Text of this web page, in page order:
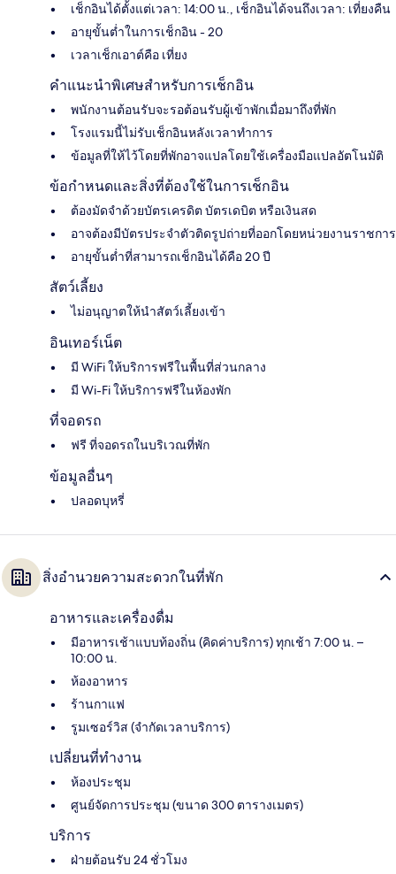
เช็กอินได้ตั้งแต่เวลา: 14:00 น., เช็กอินได้จนถึงเวลา: เที่ยงคืน
อายุขั้นต่ำในการเช็กอิน - 20
เวลาเช็กเอาต์คือ เที่ยง
คำแนะนำพิเศษสำหรับการเช็กอิน
พนักงานต้อนรับจะรอต้อนรับผู้เข้าพักเมื่อมาถึงที่พัก
โรงแรมนี้ไม่รับเช็กอินหลังเวลาทำการ
ข้อมูลที่ให้ไว้โดยที่พักอาจแปลโดยใช้เครื่องมือแปลอัตโนมัติ
ข้อกำหนดและสิ่งที่ต้องใช้ในการเช็กอิน
ต้องมัดจำด้วยบัตรเครดิต บัตรเดบิต หรือเงินสด
อาจต้องมีบัตรประจำตัวติดรูปถ่ายที่ออกโดยหน่วยงานราชการ
อายุขั้นต่ำที่สามารถเช็กอินได้คือ 20 ปี
สัตว์เลี้ยง
ไม่อนุญาตให้นำสัตว์เลี้ยงเข้า
อินเทอร์เน็ต
มี WiFi ให้บริการฟรีในพื้นที่ส่วนกลาง
มี Wi-Fi ให้บริการฟรีในห้องพัก
ที่จอดรถ
ฟรี ที่จอดรถในบริเวณที่พัก
ข้อมูลอื่นๆ
ปลอดบุหรี่
สิ่งอำนวยความสะดวกในที่พัก
อาหารและเครื่องดื่ม
มีอาหารเช้าแบบท้องถิ่น (คิดค่าบริการ) ทุกเช้า 7:00 น. –
10:00 น.
ห้องอาหาร
ร้านกาแฟ
รูมเซอร์วิส (จำกัดเวลาบริการ)
เปลี่ยนที่ทำงาน
ห้องประชุม
ศูนย์จัดการประชุม (ขนาด 300 ตารางเมตร)
บริการ
ฝ่ายต้อนรับ 24 ชั่วโมง